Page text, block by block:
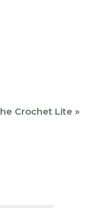
Crochet Lite »